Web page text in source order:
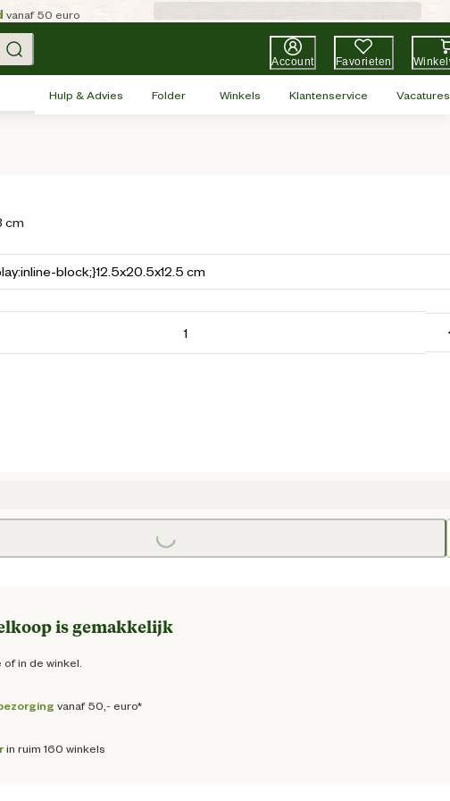
vanaf 50 euro
Account Favorieten
Hulp & Advies Folder Winkels Klantenservice Vacatures
cm
Loading...
is gemakkelijk
in de winkel.
vanaf 50,- euro*
in ruim 160 winkels